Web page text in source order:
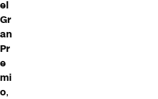
el
Gr
an
Pr
e
mi
o,